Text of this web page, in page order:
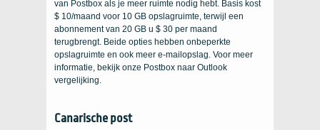
van Postbox als je meer ruimte nodig hebt. Basis kost
$ 10/maand voor 10 GB opslagruimte, terwijl een
abonnement van 20 GB u $ 30 per maand
terugbrengt. Beide opties hebben onbeperkte
opslagruimte en ook meer e-mailopslag. Voor meer
informatie, bekijk onze Postbox naar Outlook
vergelijking.
Canarische post